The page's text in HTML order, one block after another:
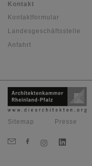
Kontakt
Kontaktformular
Landesgeschäftsstelle
Anfahrt
Sitemap Presse